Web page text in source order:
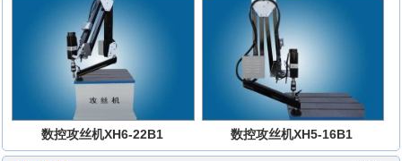
数控攻丝机XH6-22B1 数控攻丝机XH5-16B1